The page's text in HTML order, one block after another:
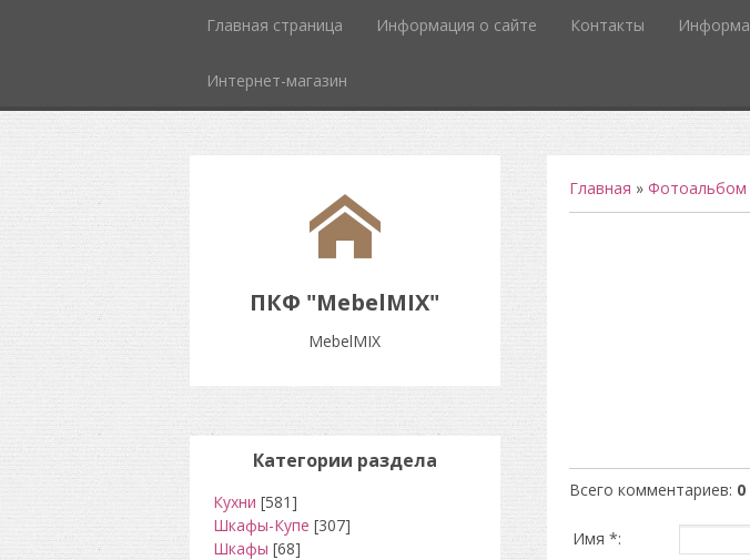
Главная страница Информация о сайте Контакты
Интернет-магазин
ПКФ "MebelMIX"
MebelMIX
Главная » Фотоальбом
Всего комментариев: 0
Имя *:
Категории раздела
Кухни [581]
Шкафы-Купе [307]
Шкафы [68]